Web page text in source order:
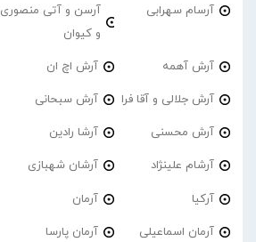
آرسام سهرابی
آرسن و آتی منصوری
و کیوان
آرش آهمه آرش اچ ان
آرش جلالی و آقا فرا آرش سبحانی
آرش محسنی آرشا رادین
آرشام علینژاد آرشان شهبازی
آرکیا آرمان
آرمان اسماعیلی آرمان پارسا